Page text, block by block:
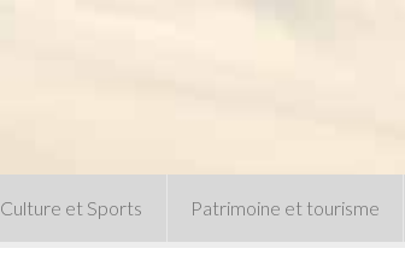
Culture et Sports Patrimoine et tourisme